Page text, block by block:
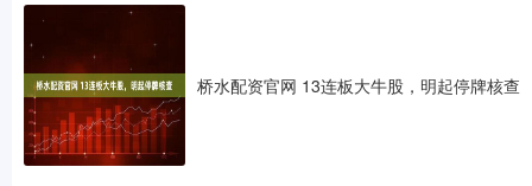
桥水配资官网 13连板大牛股，明起停牌核查